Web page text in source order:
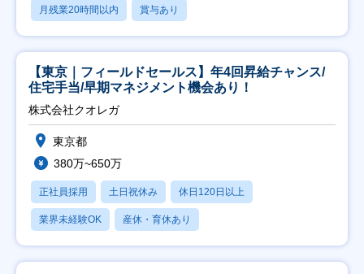
月残業20時間以内 賞与あり
【東京｜フィールドセールス】年4回昇給チャンス/
住宅手当/早期マネジメント機会あり！
株式会社クオレガ
東京都
380万~650万
正社員採用 土日祝休み 休日120日以上
業界未経験OK 産休・育休あり